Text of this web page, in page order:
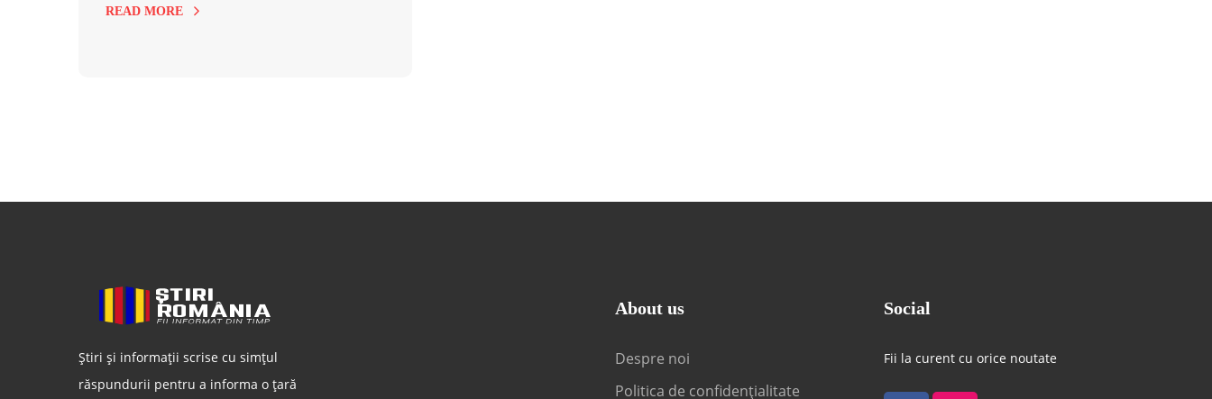
READ MORE
Știri și informații scrise cu simțul
răspundurii pentru a informa o țară
About us
Despre noi
Politica de confidențialitate
Social
Fii la curent cu orice noutate